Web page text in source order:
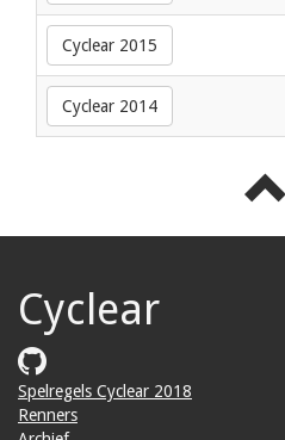
Cyclear 2015
Cyclear 2014
Cyclear
Spelregels Cyclear 2018
Renners